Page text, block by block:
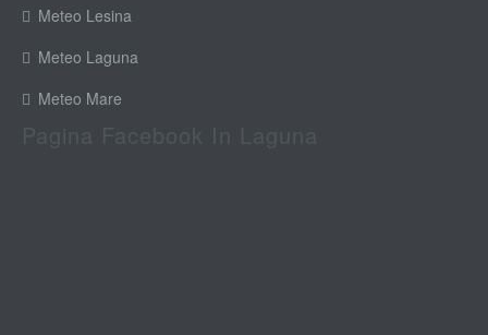
Meteo Lesina
Meteo Laguna
Meteo Mare